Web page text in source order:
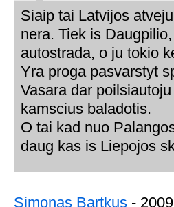
Siaip tai Latvijos
nera. Tiek is
autostrada, o ju tokio
Yra proga pasvarstyt
Vasara dar
kamscius baladotis.
O tai kad nuo
daug kas is Liepojos
Simonas Bartkus -